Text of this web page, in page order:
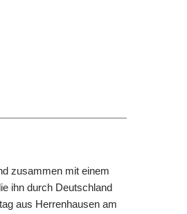
zusammen mit einem
ihn durch Deutschland
aus Herrenhausen am